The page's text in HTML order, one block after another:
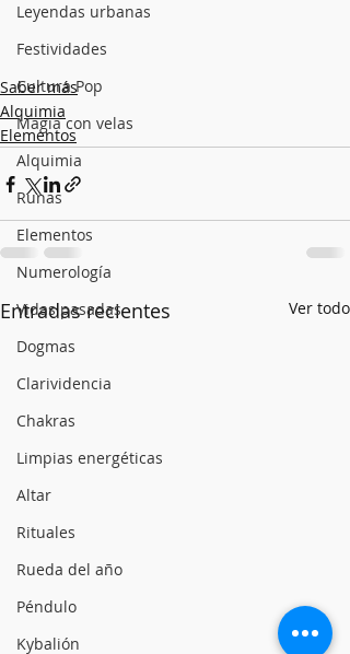
Leyendas urbanas
Festividades
Cultura Pop
Magia con velas
Alquimia
Runas
Elementos
Numerología
Vidas pasadas
Dogmas
Clarividencia
Chakras
Limpias energéticas
Altar
Rituales
Rueda del año
Péndulo
Kybalión
Saber más
Alquimia
Elementos
Entradas recientes Ver todo